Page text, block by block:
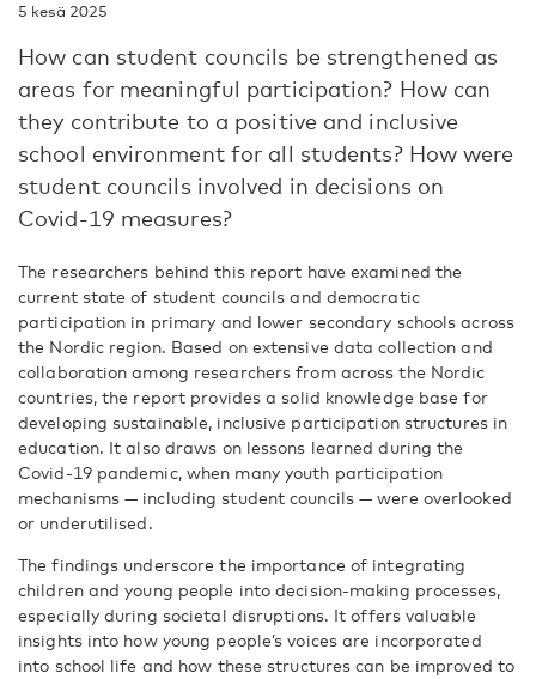
5 kesä 2025
How can student councils be strengthened as
areas for meaningful participation? How can
they contribute to a positive and inclusive
school environment for all students? How were
student councils involved in decisions on
Covid-19 measures?
The researchers behind this report have examined the
current state of student councils and democratic
participation in primary and lower secondary schools across
the Nordic region. Based on extensive data collection and
collaboration among researchers from across the Nordic
countries, the report provides a solid knowledge base for
developing sustainable, inclusive participation structures in
education. It also draws on lessons learned during the
Covid-19 pandemic, when many youth participation
mechanisms — including student councils — were overlooked
or underutilised.
The findings underscore the importance of integrating
children and young people into decision-making processes,
especially during societal disruptions. It offers valuable
insights into how young people’s voices are incorporated
into school life and how these structures can be improved to